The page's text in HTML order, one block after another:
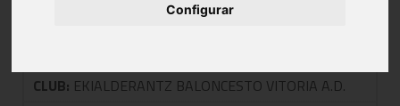
Configurar
CLUB: EKIALDERANTZ BALONCESTO VITORIA A.D.